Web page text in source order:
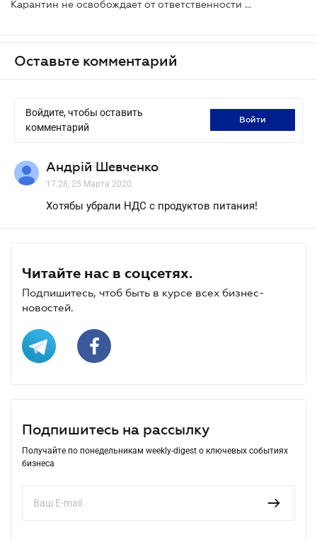
Карантин не освобождает от ответственности за неуплату налоговых обязательств по НДС
Оставьте комментарий
Войдите, чтобы оставить
комментарий
войти
Андрій Шевченко
17.28, 25 Марта 2020
Хотябы убрали НДС с продуктов питания!
Читайте нас в соцсетях.
Подпишитесь, чтоб быть в курсе всех бизнес-
новостей.
Подпишитесь на рассылку
Получайте по понедельникам weekly-digest о ключевых событиях
бизнеса